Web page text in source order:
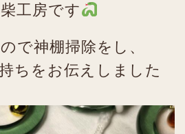
工房です
で神棚掃除をし、
ちをお伝えしました